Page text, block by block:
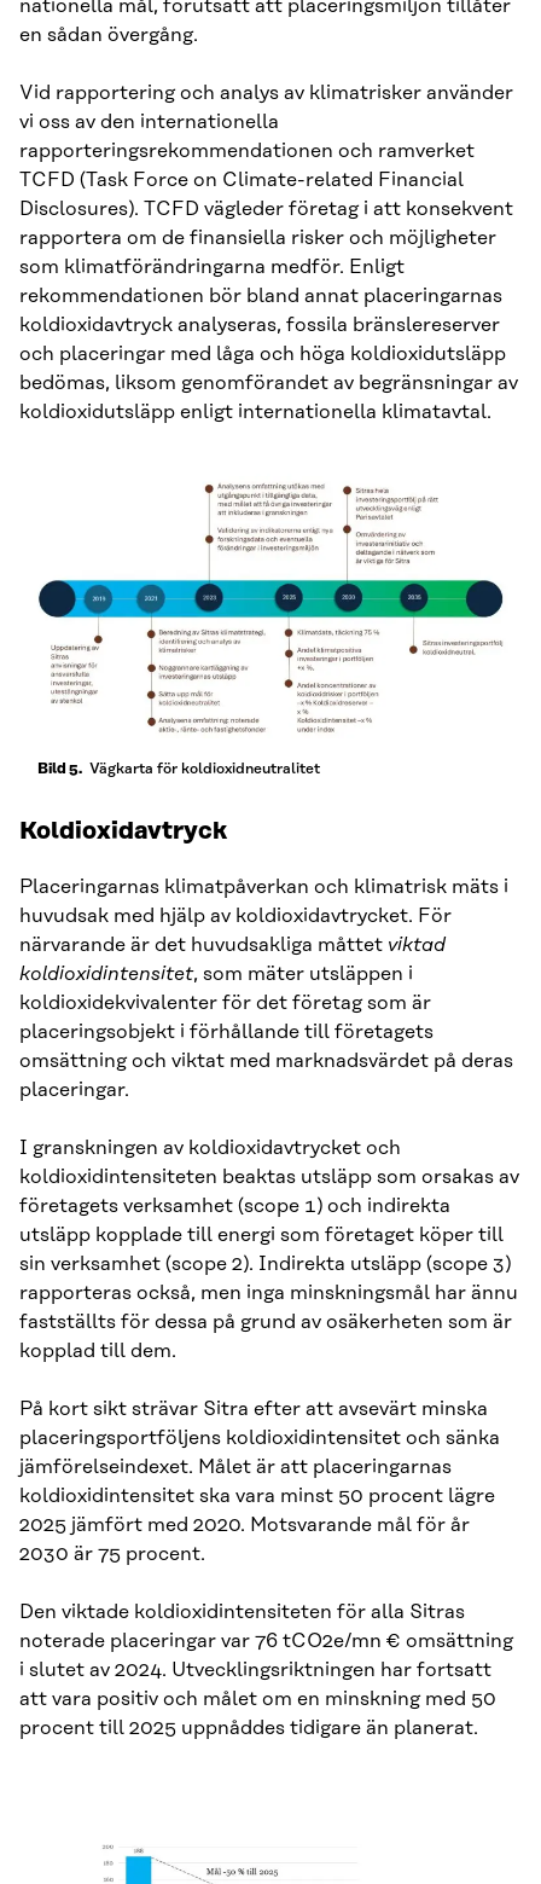
nationella mål, förutsatt att placeringsmiljön tillåter
en sådan övergång.
Vid rapportering och analys av klimatrisker använder
vi oss av den internationella
rapporteringsrekommendationen och ramverket
TCFD (Task Force on Climate-related Financial
Disclosures). TCFD vägleder företag i att konsekvent
rapportera om de finansiella risker och möjligheter
som klimatförändringarna medför. Enligt
rekommendationen bör bland annat placeringarnas
koldioxidavtryck analyseras, fossila bränslereserver
och placeringar med låga och höga koldioxidutsläpp
bedömas, liksom genomförandet av begränsningar av
koldioxidutsläpp enligt internationella klimatavtal.
Bild 5. Vägkarta för koldioxidneutralitet
Koldioxidavtryck
Placeringarnas klimatpåverkan och klimatrisk mäts i
huvudsak med hjälp av koldioxidavtrycket. För
närvarande är det huvudsakliga måttet viktad
koldioxidintensitet, som mäter utsläppen i
koldioxidekvivalenter för det företag som är
placeringsobjekt i förhållande till företagets
omsättning och viktat med marknadsvärdet på deras
placeringar.
I granskningen av koldioxidavtrycket och
koldioxidintensiteten beaktas utsläpp som orsakas av
företagets verksamhet (scope 1) och indirekta
utsläpp kopplade till energi som företaget köper till
sin verksamhet (scope 2). Indirekta utsläpp (scope 3)
rapporteras också, men inga minskningsmål har ännu
fastställts för dessa på grund av osäkerheten som är
kopplad till dem.
På kort sikt strävar Sitra efter att avsevärt minska
placeringsportföljens koldioxidintensitet och sänka
jämförelseindexet. Målet är att placeringarnas
koldioxidintensitet ska vara minst 50 procent lägre
2025 jämfört med 2020. Motsvarande mål för år
2030 är 75 procent.
Den viktade koldioxidintensiteten för alla Sitras
noterade placeringar var 76 tCO2e/mn € omsättning
i slutet av 2024. Utvecklingsriktningen har fortsatt
att vara positiv och målet om en minskning med 50
procent till 2025 uppnåddes tidigare än planerat.